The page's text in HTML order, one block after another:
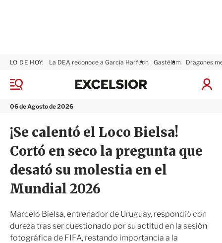
M
n
06 de Agosto de 2026
LO DE HOY: La DEA reconoce a García Harfuch Gastélum Dragones
I
x
s
i
r
¡Se calentó el Loco Bielsa!
Cortó en seco la pregunta que
desató su molestia en el
Mundial 2026
Marcelo Bielsa, entrenador de Uruguay, respondió con
dureza tras ser cuestionado por su actitud en la sesión
fotográfica de FIFA, restando importancia a la